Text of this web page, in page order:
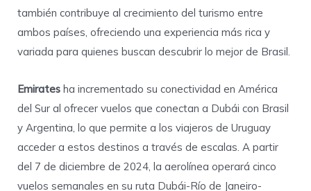
también contribuye al crecimiento del turismo entre
ambos países, ofreciendo una experiencia más rica y
variada para quienes buscan descubrir lo mejor de Brasil.
Emirates ha incrementado su conectividad en América
del Sur al ofrecer vuelos que conectan a Dubái con Brasil
y Argentina, lo que permite a los viajeros de Uruguay
acceder a estos destinos a través de escalas. A partir
del 7 de diciembre de 2024, la aerolínea operará cinco
vuelos semanales en su ruta Dubái-Río de Janeiro-